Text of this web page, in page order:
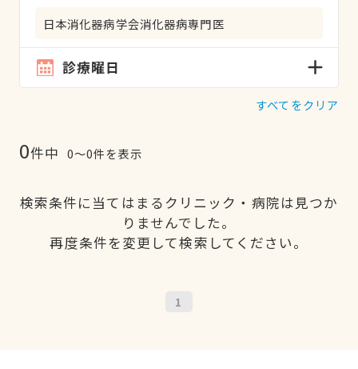
日本消化器病学会消化器病専門医
診療曜日
すべてをクリア
0件中 0〜0件を表示
検索条件に当てはまるクリニック・病院は見つか
りませんでした。
再度条件を変更して検索してください。
1